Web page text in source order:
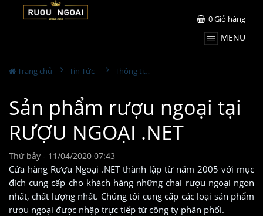
0Giỏ hàng
MENU
Trang chủ Tin Tức Thông tin Rượu ngoại
Sản phẩm rượu ngoại tại
RƯỢU NGOẠI .NET
Thứ bảy - 11/04/2020 07:43
Cửa hàng Rượu Ngoại .NET thành lập từ năm 2005 với mục
đích cung cấp cho khách hàng những chai rượu ngoại ngon
nhất, chất lượng nhất. Chúng tôi cung cấp các loại sản phẩm
rượu ngoại được nhập trực tiếp từ công ty phân phối.